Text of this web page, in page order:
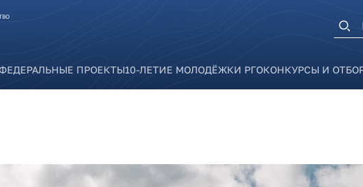
ПРОЕКТЫ10-ЛЕТИЕ МОЛОДЁЖКИ РГОКОНКУРСЫ И